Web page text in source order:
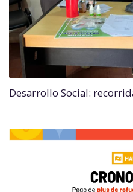
Desarrollo Social: